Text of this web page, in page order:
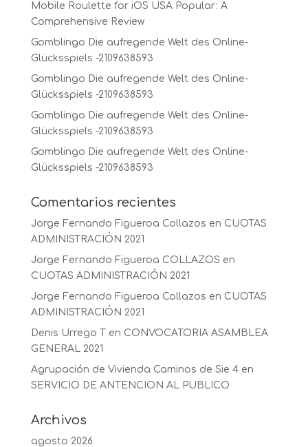
Mobile Roulette for iOS USA Popular: A
Comprehensive Review
Gomblingo Die aufregende Welt des Online-
Glücksspiels -2109638593
Gomblingo Die aufregende Welt des Online-
Glücksspiels -2109638593
Gomblingo Die aufregende Welt des Online-
Glücksspiels -2109638593
Gomblingo Die aufregende Welt des Online-
Glücksspiels -2109638593
Comentarios recientes
Jorge Fernando Figueroa Collazos en CUOTAS
ADMINISTRACIÓN 2021
Jorge Fernando Figueroa COLLAZOS en
CUOTAS ADMINISTRACIÓN 2021
Jorge Fernando Figueroa Collazos en CUOTAS
ADMINISTRACIÓN 2021
Denis Urrego T
en CONVOCATORIA ASAMBLEA
GENERAL 2021
Agrupación de Vivienda Caminos de Sie 4en
SERVICIO DE ANTENCION AL PUBLICO
Archivos
agosto 2026